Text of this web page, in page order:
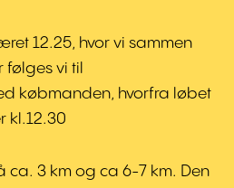
12.25, hvor vi sammen
følges vi til
købmanden, hvorfra løbet
kl.12.30
ca. 3 km og ca 6-7 km. Den